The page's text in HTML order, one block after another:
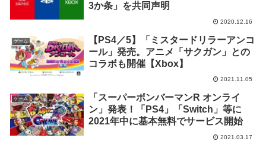
3か条」を共同声明
2020.12.16
ゲーム
【PS4／5】「ミスタードリラーアンコ
ール」発売。アニメ「サクガン」との
コラボも開催【Xbox】
2021.11.05
ゲーム
「スーパーボンバーマンR オンライ
ン」発表！「PS4」「Switch」等に
2021年中に基本無料でサービス開始
2021.03.17